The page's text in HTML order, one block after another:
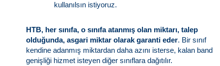
kullanılsın istiyoruz.
HTB, her sınıfa, o sınıfa atanmış olan miktarı, talep
olduğunda, asgari miktar olarak garanti eder. Bir sınıf
kendine adanmış miktardan daha azını isterse, kalan band
genişliği hizmet isteyen diğer sınıflara dağıtılır.